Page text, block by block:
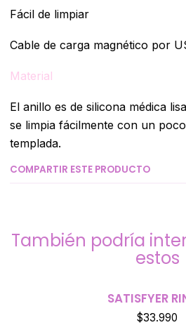
Fácil de limpiar
Cable de carga magnético por
Material
El anillo es de silicona médica
se limpia fácilmente con un
templada.
COMPARTIR ESTE PRODUCTO
También podría
estos
SATISFYER
$33.990